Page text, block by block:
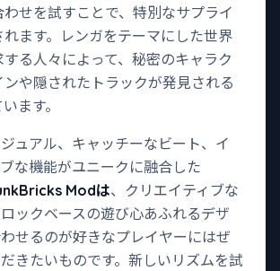
わせを試すことで、特別なサプライ
れます。レンガをテーマにした世界
する人々によって、秘密のキャラク
ンや隠されたトラックが発見される
ます。
ュアル、キャッチーなビート、イ
な機能がユニークに融合した
Modは、クリエイティブな
ックベースの遊び心あふれるデザ
せるのが好きなプレイヤーにはぜ
きたいものです。新しいリズムを試